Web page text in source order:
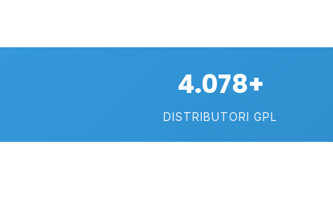
4.078+
DISTRIBUTORI GPL